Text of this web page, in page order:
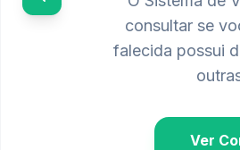
Confira o
requisitos
salarial